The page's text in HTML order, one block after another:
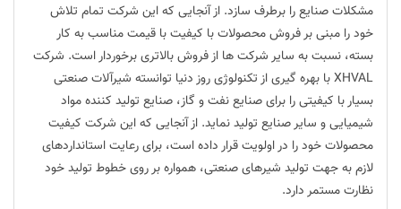
مشکلات صنایع را برطرف سازد. از آنجایی که این شرکت تمام تلاش
خود را مبنی بر فروش محصولات با کیفیت با قیمت مناسب به کار
بسته، نسبت به سایر شرکت ها از فروش بالاتری برخوردار است. شرکت
XHVAL با بهره گیری از تکنولوژی روز دنیا توانسته شیرآلات صنعتی
بسیار با کیفیتی را برای صنایع نفت و گاز، صنایع تولید کننده مواد
شیمیایی و سایر صنایع تولید نماید. از آنجایی که این شرکت کیفیت
محصولات خود را در اولویت قرار داده است، برای رعایت استانداردهای
لازم به جهت تولید شیرهای صنعتی، همواره بر روی خطوط تولید خود
نظارت مستمر دارد.